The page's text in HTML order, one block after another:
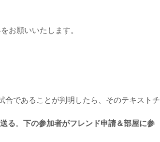
お願いいたします。
合であることが判明したら、そのテキストチ
る。 下の参加者がフレンド申請＆部屋に参